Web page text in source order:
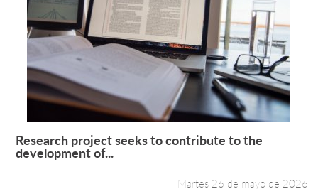
Leer más +
Research project seeks to contribute to the
development of...
Martes 26 de mayo de 2026